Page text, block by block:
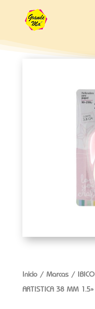
Inicio/ Marcas/ IBICO
ARTISTICA 38 MM 1.5»